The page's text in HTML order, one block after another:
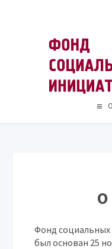
Фонд
был основан 25